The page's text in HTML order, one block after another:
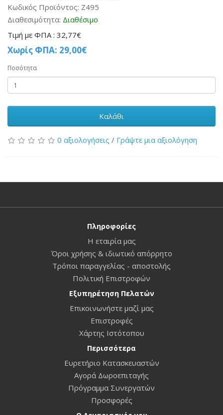
Κωδικός Προϊόντος: Ζ495
Διαθεσιμότητα: Διαθέσιμο
Τιμή με ΦΠΑ : 32,77€
Χωρίς ΦΠΑ: 29,00€
Ποσότητα
Καλάθι
0 αξιολογήσεις / Γράψτε μια αξιολόγηση
Πληροφορίες
Η εταιρία μας
Όροι χρήσης & ιδιωτικό απόρρητο
Τρόποι παραγγελίας - αποστολής
Πολιτική Επιστροφών
Εξυπηρέτηση Πελατών
Επικοινωνήστε μαζί μας
Επιστροφές
Χάρτης Ιστότοπου
Περισσότερα
Ευρετήριο Κατασκευαστών
Αγορά Δωροεπιταγής
Πρόγραμμα Συνεργατών
Προσφορές